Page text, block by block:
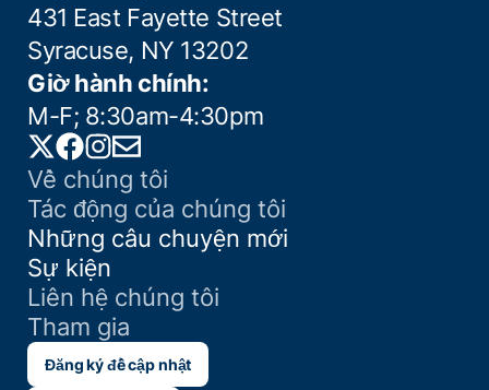
431 East Fayette Street
Syracuse, NY 13202
Giờ hành chính:
M-F; 8:30am-4:30pm
Twitter
Facebook
Instagram
Về chúng tôi
Tác động của chúng tôi
Những câu chuyện mới
Sự kiện
Liên hệ chúng tôi
Tham gia
Đăng ký để cập nhật